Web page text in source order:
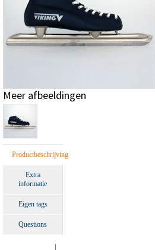
Meer afbeeldingen
Productbeschrijving
Extra
informatie
Eigen tags
Questions